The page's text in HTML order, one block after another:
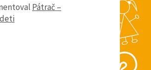
Pátrač –